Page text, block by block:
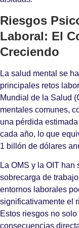
Riesgos
Laboral: El
Creciendo
La salud mental se
principales retos
Mundial de la Salud
mentales comunes,
una pérdida
cada año, lo que
1 billón de dólares
La OMS y la OIT
sobrecarga de
entornos laborales
significativamente el
Estos riesgos no
consecuencias